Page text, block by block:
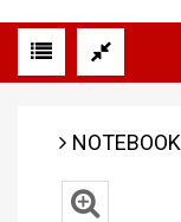
NOTEBOOK